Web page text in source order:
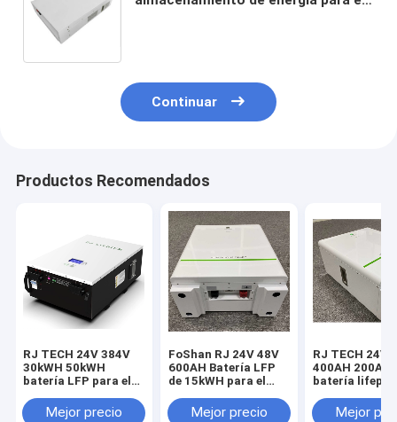
Continuar
Productos Recomendados
RJ TECH 24V 384V
30kWH 50kWH
batería LFP para el
Voltacon Voltasol
Mejor precio
FoShan RJ 24V 48V
600AH Batería LFP
de 15kWH para el
fotovoltaico solar
Mejor precio
RJ TECH 24V
400AH 200AH
batería
Voltacon PCS
Mejor